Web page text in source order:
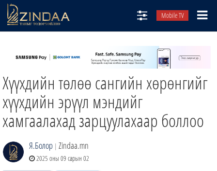
Mobile TV
ТВ8
ӨГЛӨӨНИЙ СОНИН
АУДИО ЗОХИОЛ
ЗИНДАА СЭТГҮҮЛ
Хүүхдийн төлөө сангийн хөрөнгийг
хүүхдийн эрүүл мэндийг
хамгаалахад зарцуулахаар боллоо
Я.Болор | Zindaa.mn
2025 оны 09 сарын 02